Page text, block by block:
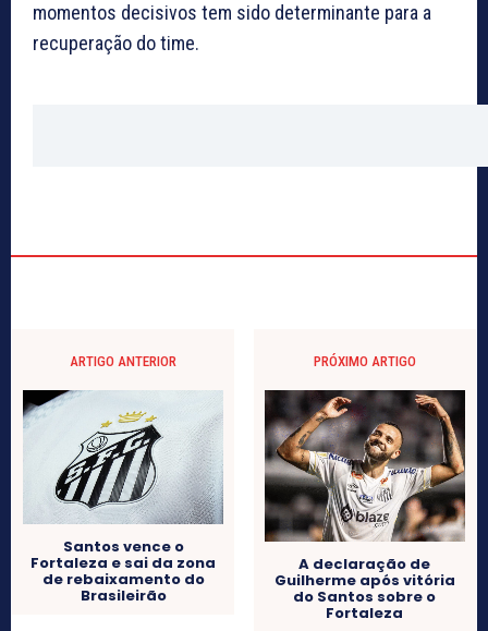
momentos decisivos tem sido determinante para a
recuperação do time.
ARTIGO ANTERIOR
Santos vence o
Fortaleza e sai da zona
de rebaixamento do
Brasileirão
PRÓXIMO ARTIGO
A declaração de
Guilherme após vitória
do Santos sobre o
Fortaleza